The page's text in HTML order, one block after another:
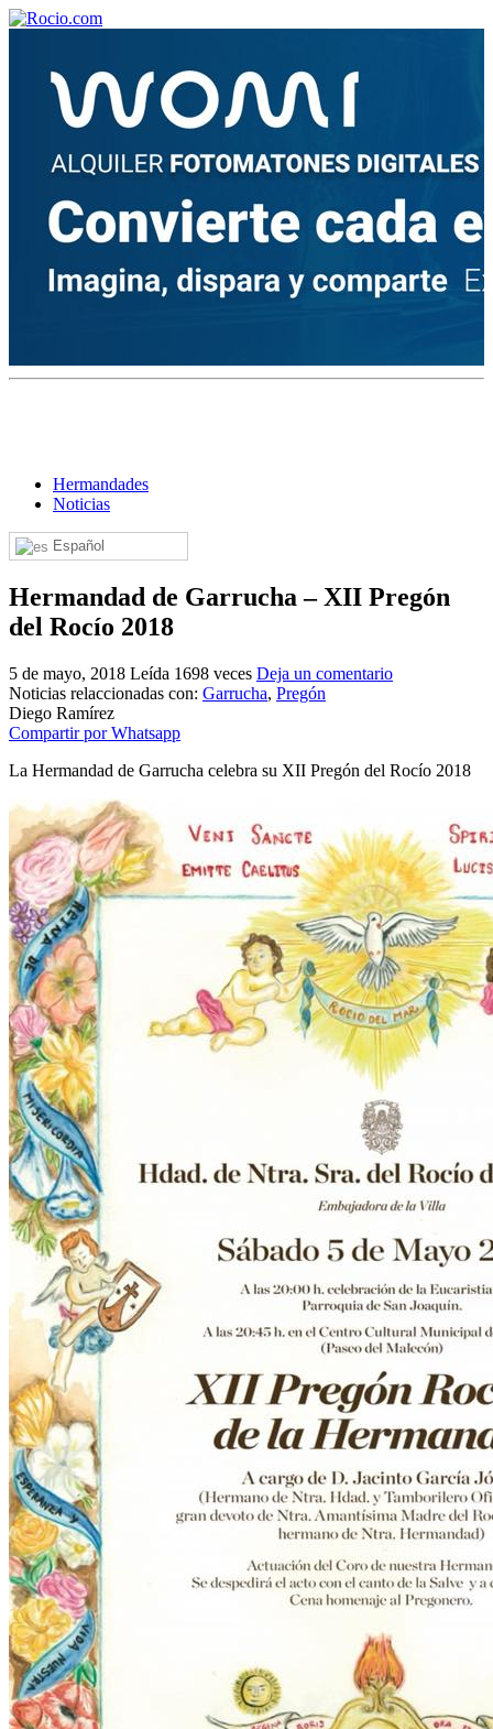
Hermandades
Noticias
Español
Hermandad de Garrucha – XII Pregón
del Rocío 2018
5 de mayo, 2018 Leída 1698 veces Deja un comentario
Noticias relaccionadas con: Garrucha, Pregón
Diego Ramírez
Compartir por Whatsapp
La Hermandad de Garrucha celebra su XII Pregón del Rocío 2018
¡Bienvenido! Soy el asistente virtual de rocio.com.
¿En qué puedo ayudarte?
¿Cuándo se construyó la primera ermita?
El traslado cada siete años
¿Cuales son los actos principales que se celebran en el
Quiero hacer el camino,¿que tengo que hacer?